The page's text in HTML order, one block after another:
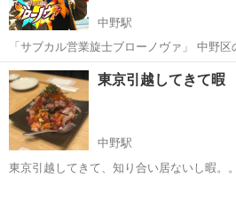
中野駅
「サブカル営業旋士ブローノヴァ」 中野区のPR！ サブカルチャーの
普及！ 中野区の地域活動全般に関わり盛
たプロジェクトです！ 現役のスーツアクタ
る、アクション、ア...
東京 中野区 中野駅 その他 ヒ
東京引越してきて暇
中野駅
東京引越してきて、知り合い居ないし暇。